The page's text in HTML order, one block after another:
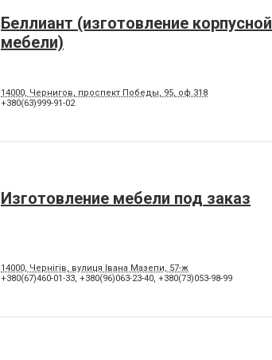
Беллиант (изготовление корпусной
мебели)
14000, Чернигов, проспект Победы, 95, оф.318
+380(63)999-91-02
Изготовление мебели под заказ
14000, Чернігів, вулиця Івана Мазепи, 57-ж
+380(67)460-01-33, +380(96)063-23-40, +380(73)053-98-99